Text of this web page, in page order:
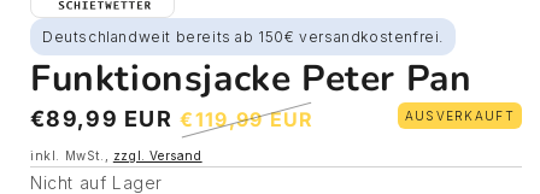
Deutschlandweit bereits ab 150€ versandkostenfrei.
Funktionsjacke Peter Pan
Sonderpreis
€89,99 EUR Normaler
Preis
€119,99 EUR AUSVERKAUFT
inkl. MwSt., zzgl. Versand
Nicht auf Lager